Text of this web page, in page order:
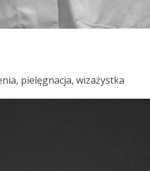
pielęgnacja, wizażystka